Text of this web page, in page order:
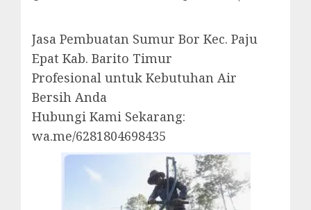
Jasa Pembuatan Sumur Bor Kec. Paju
Epat Kab. Barito Timur
Profesional untuk Kebutuhan Air
Bersih Anda
Hubungi Kami Sekarang:
wa.me/6281804698435